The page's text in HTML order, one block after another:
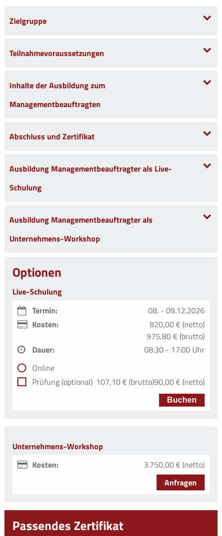
Zielgruppe
Teilnahmevoraussetzungen
Inhalte der Ausbildung zum
Managementbeauftragten
Abschluss und Zertifikat
Ausbildung Managementbeauftragter als Live-
Schulung
Ausbildung Managementbeauftragter als
Unternehmens-Workshop
Optionen
Live-Schulung
Termin:
08. - 09.12.2026
Kosten:
820,00 € (netto)
975,80 € (brutto)
Dauer:
08:30 - 17:00 Uhr
Online
Prüfung (optional)
90,00 € (netto)
107,10 € (brutto)
Buchen
Unternehmens-Workshop
Kosten:
3.750,00 € (netto)
Anfragen
Passendes Zertifikat